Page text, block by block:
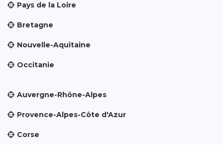
Pays de la Loire
Bretagne
Nouvelle-Aquitaine
Occitanie
Auvergne-Rhône-Alpes
Provence-Alpes-Côte d'Azur
Corse